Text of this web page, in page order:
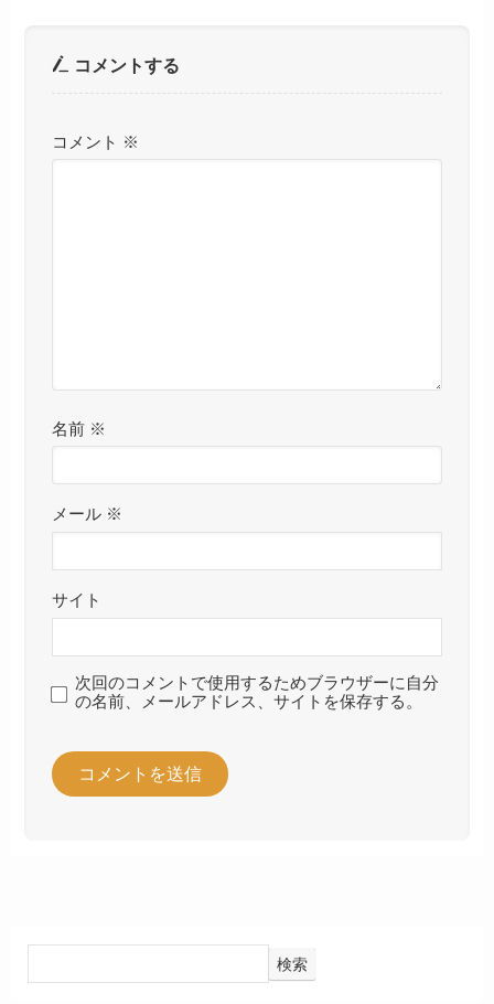
コメントする
コメント ※
名前 ※
メール ※
サイト
次回のコメントで使用するためブラウザーに自分
の名前、メールアドレス、サイトを保存する。
検索